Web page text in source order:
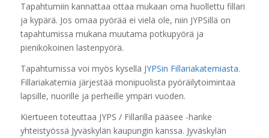
Tapahtumiin kannattaa ottaa mukaan oma huollettu fillari
ja kypärä. Jos omaa pyörää ei vielä ole, niin JYPSillä on
tapahtumissa mukana muutama potkupyörä ja
pienikokoinen lastenpyörä.
Tapahtumissa voi myös kysellä JYPSin Fillariakatemiasta.
Fillariakatemia järjestää monipuolista pyöräilytoimintaa
lapsille, nuorille ja perheille ympäri vuoden.
Kiertueen toteuttaa JYPS / Fillarilla pääsee -hanke
yhteistyössä Jyväskylän kaupungin kanssa. Jyväskylän